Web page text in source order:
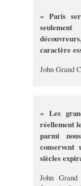
« Paris
caractère
John Grand
« Les
réellement
parmi
siècles
John